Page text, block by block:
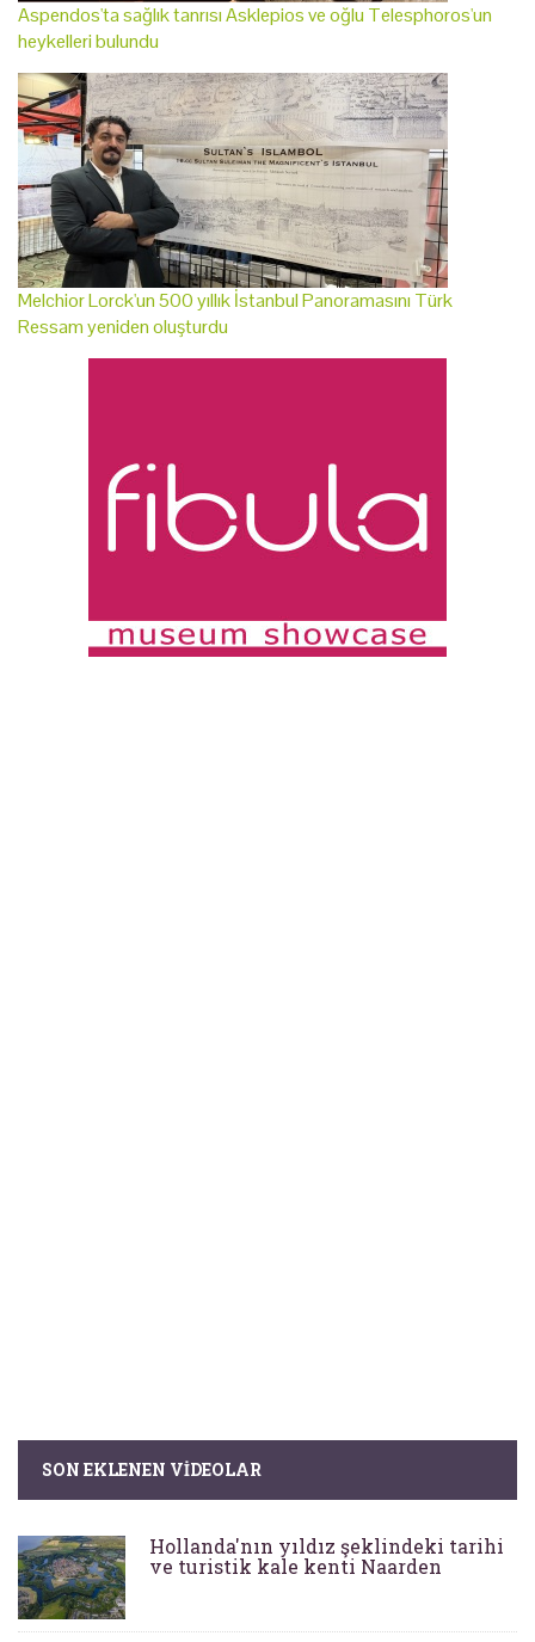
Aspendos'ta sağlık tanrısı Asklepios ve oğlu Telesphoros'un
heykelleri bulundu
Melchior Lorck'un 500 yıllık İstanbul Panoramasını Türk
Ressam yeniden oluşturdu
SON EKLENEN VIDEOLAR
Hollanda'nın yıldız şeklindeki tarihi
ve turistik kale kenti Naarden